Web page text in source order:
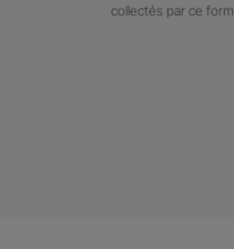
collectés par ce